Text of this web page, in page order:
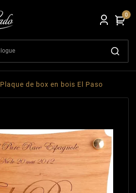
0
Plaque de box en bois El Paso